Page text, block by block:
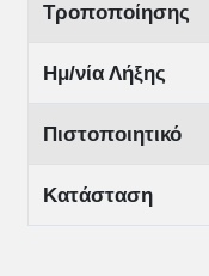
Τροποποίησης
Ημ/νία Λήξης
Πιστοποιητικό
Κατάσταση